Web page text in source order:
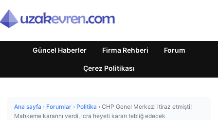
Güncel Haberler Firma Rehberi Forum
Çerez Politikası
Ana sayfa › Forumlar › Politika › CHP Genel Merkezi itiraz etmişti!
Mahkeme kararını verdi, icra heyeti kararı tebliğ edecek